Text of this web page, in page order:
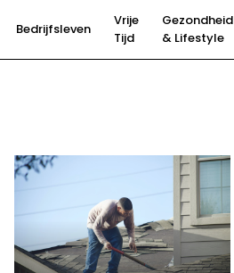
Bedrijfsleven
Vrije
Tijd
Gezondheid
& Lifestyle